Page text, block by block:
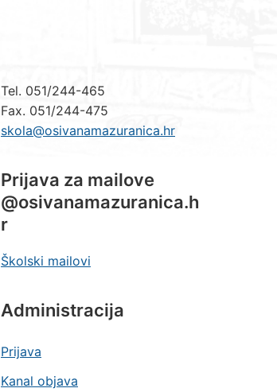
Tel. 051/244-465
Fax. 051/244-475
skola@osivanamazuranica.hr
Prijava za mailove
@osivanamazuranica.h
r
Školski mailovi
Administracija
Prijava
Kanal objava